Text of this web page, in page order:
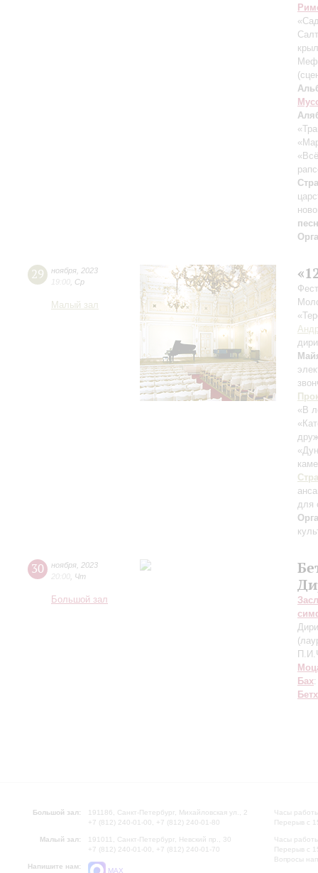
29 ноября 2023
19:00 Ср
Малый зал
«В
для
30 ноября 2023
20:00 Чт
Большой зал
Бах
Большой зал:
191186, Санкт-Петербург, Михайловская ул., 2
+7 (812) 240-01-00, +7 (812) 240-01-80
Малый зал:
191011, Санкт-Петербург, Невский пр., 30
+7 (812) 240-01-00, +7 (812) 240-01-70
Напишите нам:
MAX
Часы
Перерыв с
Часы
Перерыв с
Вопросы